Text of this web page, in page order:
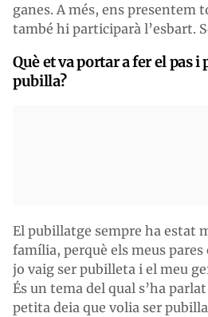
ganes. A més, ens presentem
també hi participarà l’esbart.
Què et va portar a fer el pas
pubilla?
El pubillatge sempre ha estat
família, perquè els meus pares
jo vaig ser pubilleta i el meu
És un tema del qual s’ha
petita deia que volia ser